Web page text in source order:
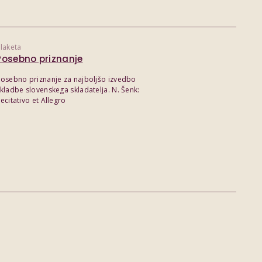
priznanje
priznanje za najboljšo izvedbo
slovenskega skladatelja. N. Šenk:
et Allegro